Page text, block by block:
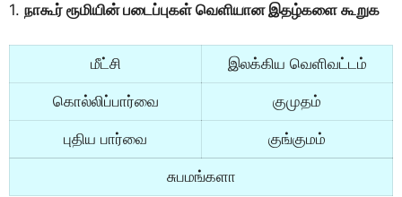
1. நாகூர் ரூமியின் படைப்புகள் வெளியான இதழ்களை கூறுக
மீட்சி இலக்கிய வெளிவட்டம்
கொல்லிப்பார்வை குமுதம்
புதிய பார்வை குங்குமம்
சுபமங்களா